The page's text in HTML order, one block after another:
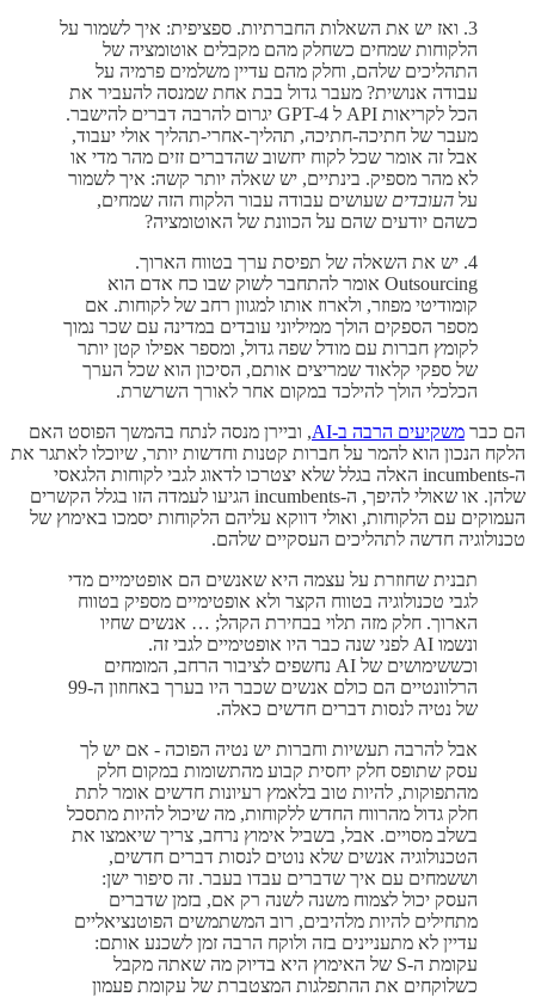
3. ואז יש את השאלות החברתיות. ספציפית: איך לשמור על
הלקוחות שמחים כשחלק מהם מקבלים אוטומציה של
התהליכים שלהם, וחלק מהם עדיין משלמים פרמיה על
עבודה אנושית? מעבר גדול בבת אחת שמנסה להעביר את
הכל לקריאות API ל GPT-4 יגרום להרבה דברים להישבר.
מעבר של חתיכה-חתיכה, תהליך-אחרי-תהליך אולי יעבוד,
אבל זה אומר שכל לקוח יחשוב שהדברים זזים מהר מדי או
לא מהר מספיק. בינתיים, יש שאלה יותר קשה: איך לשמור
על העובדים שעושים עבודה עבור הלקוח הזה שמחים,
כשהם יודעים שהם על הכוונת של האוטומציה?
4. יש את השאלה של תפיסת ערך בטווח הארוך.
Outsourcing אומר להתחבר לשוק שבו כח אדם הוא
קומודיטי מפוזר, ולארוז אותו למגוון רחב של לקוחות. אם
מספר הספקים הולך ממיליוני עובדים במדינה עם שכר נמוך
לקומץ חברות עם מודל שפה גדול, ומספר אפילו קטן יותר
של ספקי קלאוד שמריצים אותם, הסיכון הוא שכל הערך
הכלכלי הולך להילכד במקום אחר לאורך השרשרת.
הם כבר משקיעים הרבה ב-AI
, וביירן מנסה לנתח בהמשך הפוסט האם
הלקח הנכון הוא להמר על חברות קטנות וחדשות יותר, שיוכלו לאתגר את
ה-incumbents האלה בגלל שלא יצטרכו לדאוג לגבי לקוחות הלגאסי
שלהן. או שאולי להיפך, ה-incumbents הגיעו לעמדה הזו בגלל הקשרים
העמוקים עם הלקוחות, ואולי דווקא עליהם הלקוחות יסמכו באימוץ של
טכנולוגיה חדשה לתהליכים העסקיים שלהם.
תבנית שחוזרת על עצמה היא שאנשים הם אופטימיים מדי
לגבי טכנולוגיה בטווח הקצר ולא אופטימיים מספיק בטווח
הארוך. חלק מזה תלוי בבחירת הקהל; … אנשים שחיו
ונשמו AI לפני שנה כבר היו אופטימיים לגבי זה.
וכששימושים של AI נחשפים לציבור הרחב, המומחים
הרלוונטיים הם כולם אנשים שכבר היו בערך באחוזון ה-99
של נטיה לנסות דברים חדשים כאלה.
אבל להרבה תעשיות וחברות יש נטיה הפוכה - אם יש לך
עסק שתופס חלק יחסית קבוע מהתשומות במקום חלק
מהתפוקות, להיות טוב בלאמץ רעיונות חדשים אומר לתת
חלק גדול מהרווח החדש ללקוחות, מה שיכול להיות מתסכל
בשלב מסויים. אבל, בשביל אימוץ נרחב, צריך שיאמצו את
הטכנולוגיה אנשים שלא נוטים לנסות דברים חדשים,
וששמחים עם איך שדברים עבדו בעבר. זה סיפור ישן:
העסק יכול לצמוח משנה לשנה רק אם, בזמן שדברים
מתחילים להיות מלהיבים, רוב המשתמשים הפוטנציאליים
עדיין לא מתעניינים בזה ולוקח הרבה זמן לשכנע אותם:
עקומת ה-S של האימוץ היא בדיוק מה שאתה מקבל
כשלוקחים את ההתפלגות המצטברת של עקומת פעמון